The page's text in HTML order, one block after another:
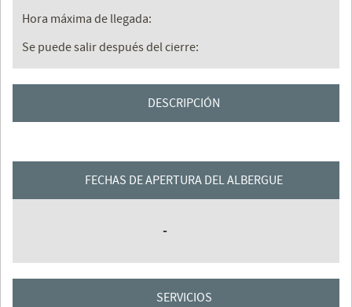
Hora máxima de llegada:
Se puede salir después del cierre:
DESCRIPCIÓN
FECHAS DE APERTURA DEL ALBERGUE
-
SERVICIOS